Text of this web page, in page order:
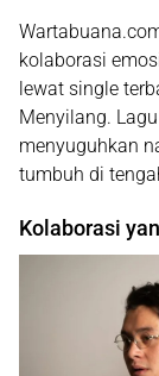
kolaborasi
lewat single
Menyilang.
menyuguhkan
tumbuh di
Kolaborasi